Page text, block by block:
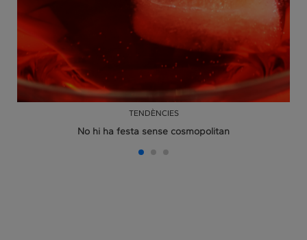
TENDÈNCIES
No hi ha festa sense cosmopolitan